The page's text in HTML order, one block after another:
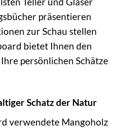
präsentieren
zur Schau stellen
bietet Ihnen den
persönlichen Schätze
Schatz der Natur
verwendete Mangoholz